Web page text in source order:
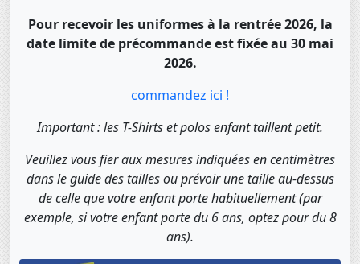
Pour recevoir les uniformes à la rentrée 2026, la
date limite de précommande est fixée au 30 mai
2026.
commandez ici !
Important : les T-Shirts et polos enfant taillent petit.
Veuillez vous fier aux mesures indiquées en centimètres
dans le guide des tailles ou prévoir une taille au-dessus
de celle que votre enfant porte habituellement (par
exemple, si votre enfant porte du 6 ans, optez pour du 8
ans).